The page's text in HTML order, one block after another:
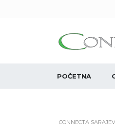
POČETNA
CONNECTA